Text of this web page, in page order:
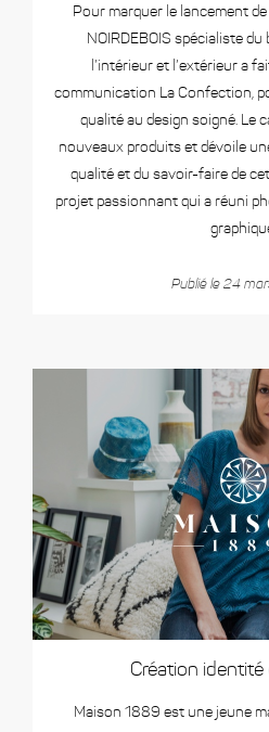
Pour marquer le lancement
NOIRDEBOIS spécialiste
l’intérieur et l’extérieur a
communication La Confection,
qualité au design soigné. Le
nouveaux produits et dévoile
qualité et du savoir-faire de
projet passionnant qui a réuni
Publié le 24
Création
Maison 1889 est une jeune